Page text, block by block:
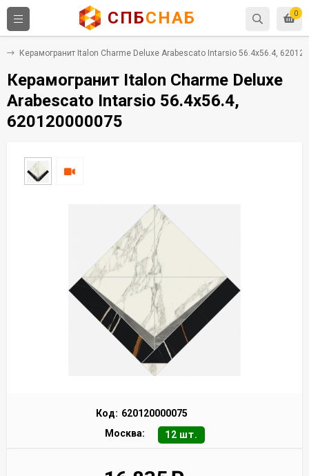
0
СПБСНАБ
Керамогранит Italon Charme Deluxe Arabescato Intarsio 56.4x56.4,
Керамогранит Italon Charme Deluxe
Arabescato Intarsio 56.4x56.4,
620120000075
Код: 620120000075
Москва:
12 шт.